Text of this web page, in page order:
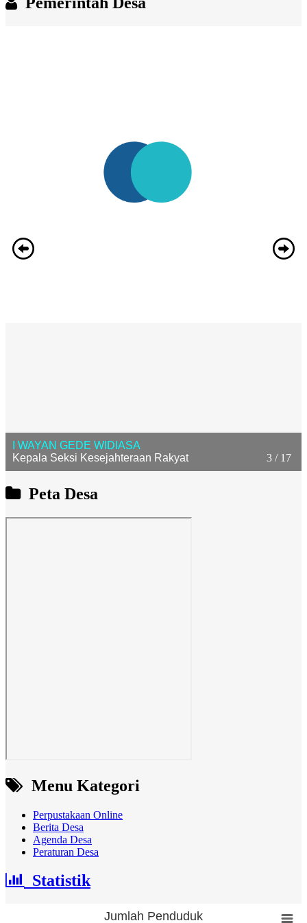
3 / 17
I WAYAN GEDE WIDIASA
Kepala Seksi Kesejahteraan Rakyat
Peta Desa
Menu Kategori
Perpustakaan Online
Berita Desa
Agenda Desa
Peraturan Desa
Statistik
Jumlah Penduduk